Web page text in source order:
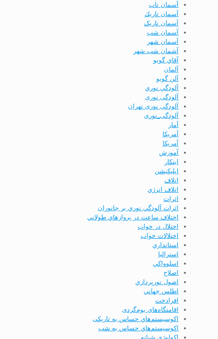
آسمان تاب
آسمان تاريك
آسمان تاریک
آسمان شب
آسمان شهر
آشمان شب شهر
آقاي گويو
آلمان
آلن گويو
آلودگي نوري
آلودگی نوری
آلودگی نوری تهران
آلودگی_نوری
آمار
آمريكا
آمریکا
آموزش
ابتكار
اپليكيشن
اتلاف
اتلاف انرژي
اثرات
اثرات آلودگي نوري بر جانوران
اختلاف ساعت در پروازهاي طولاني
اختلال در خواب
اختلالات خواب
استانداري
استرالیا
اسلوواكي
اصلاح
اصول نورپردازي
اطلس جهاني
افرادخت
اقامتگاه‌های بوم‌گردی
اکوسیستم‌هاي حساس به تاریکی
اکوسیستم‌هاي حساس به شب
اکولوژی شبانه